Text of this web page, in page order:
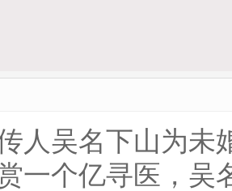
人吴名下山为未
一个亿寻医，吴